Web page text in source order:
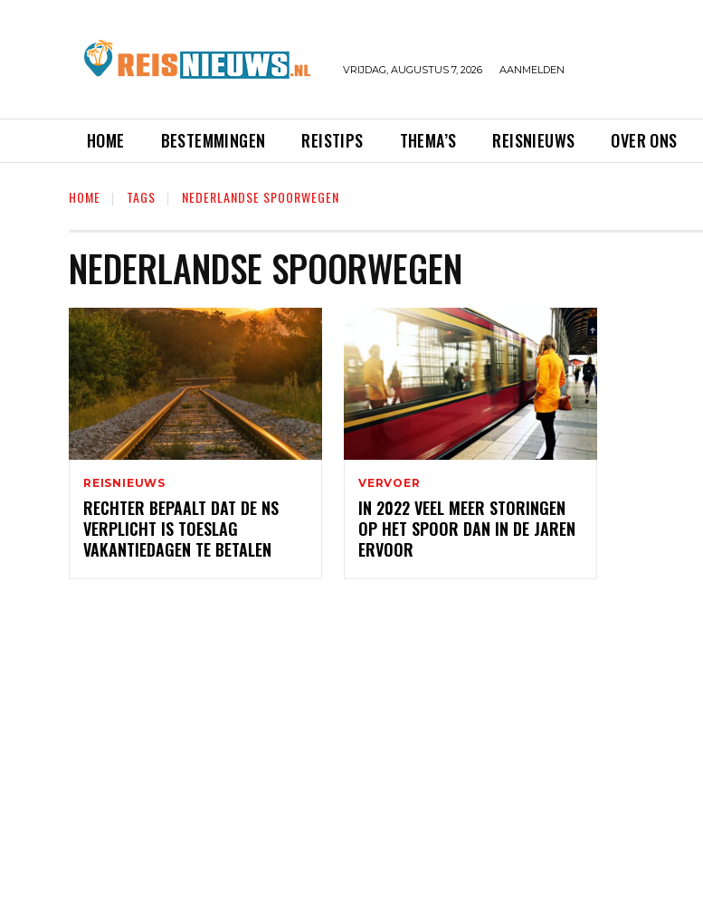
VRIJDAG, AUGUSTUS 7, 2026 AANMELDEN
HOME BESTEMMINGEN REISTIPS THEMA’S REISNIEUWS OVER ONS
HOME TAGS NEDERLANDSE SPOORWEGEN
NEDERLANDSE SPOORWEGEN
REISNIEUWS
RECHTER BEPAALT DAT DE NS
VERPLICHT IS TOESLAG
VAKANTIEDAGEN TE BETALEN
VERVOER
IN 2022 VEEL MEER STORINGEN
OP HET SPOOR DAN IN DE JAREN
ERVOOR